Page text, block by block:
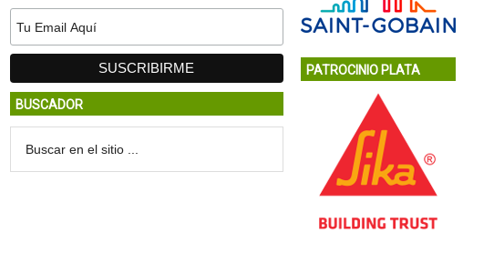
BUSCADOR
PATROCINIO PLATA